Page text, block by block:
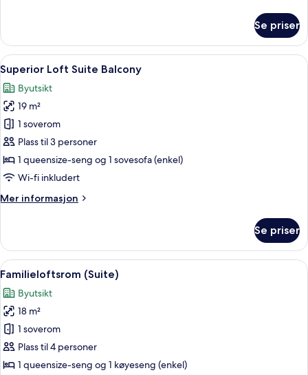
–
premium
Se priser
Åpne
alle
bildene
av
Superior
Loft
Suite
Balcony
Superior Loft Suite Balcony | Byutsikt
5
Superior Loft Suite Balcony
Byutsikt
19 m²
1 soverom
Plass til 3 personer
1 queensize-seng og 1 sovesofa (enkel)
Wi-fi inkludert
Mer informasjon
Mer
Loft
Suite
Balcony
Se priser
Åpne
alle
bildene
av
Familieloftsrom
(Suite)
Familieloftsrom (Suite) |
10
Familieloftsrom (Suite)
Byutsikt
18 m²
1 soverom
Plass til 4 personer
1 queensize-seng og 1 køyeseng (enkel)